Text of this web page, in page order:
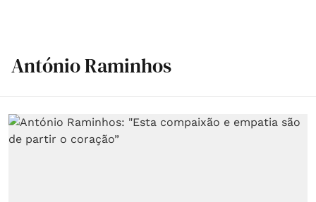
António Raminhos